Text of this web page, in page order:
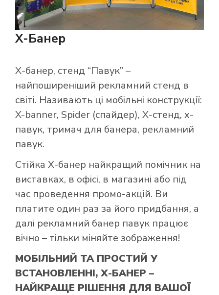
X-Банер
Х-банер, стенд “Павук” –
найпоширеніший рекламний стенд в
світі. Називають ці мобільні конструкції:
X-banner, Spider (спайдер), Х-стенд, х-
павук, тримач для банера, рекламний
павук.
Стійка Х-банер найкращий помічник на
виставках, в офісі, в магазині або під
час проведення промо-акцій. Ви
платите один раз за його придбання, а
далі рекламний банер павук працює
вічно – тільки міняйте зображення!
МОБІЛЬНИЙ ТА ПРОСТИЙ У
ВСТАНОВЛЕННІ, X-БАНЕР –
НАЙКРАЩЕ РІШЕННЯ ДЛЯ ВАШОЇ